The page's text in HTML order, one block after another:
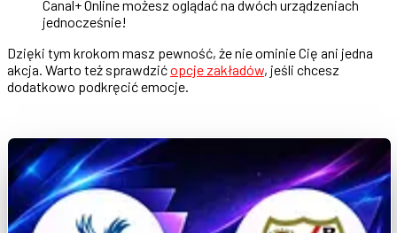
Canal+ Online możesz oglądać na dwóch urządzeniach
jednocześnie!
Dzięki tym krokom masz pewność, że nie ominie Cię ani jedna
akcja. Warto też sprawdzićopcje zakładów, jeśli chcesz
dodatkowo podkręcić emocje.